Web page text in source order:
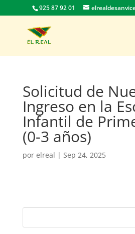
925 87 92 01
Solicitud de
Ingreso en la
Infantil de
(0-3 años)
por elreal | Sep 24, 2025